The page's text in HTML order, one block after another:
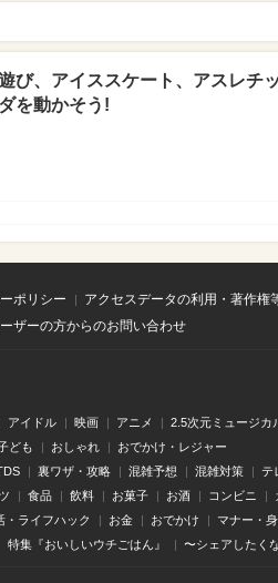
び、アイススケート、アスレチ
を動かそう!
ポリシー アクセスデータの利用・著作権
ザーの方からのお問い合わせ
アイドル 映画 アニメ 2.5次元ミュージカ
ども おしゃれ おでかけ・レジャー
裏ワザ・攻略 混雑予想 混雑対策 テ
食品 飲料 お菓子 お酒 コンビニ
・ライフハック お金 おでかけ マナー・
特集『おいしいウチごはん』 〜シェアしたく